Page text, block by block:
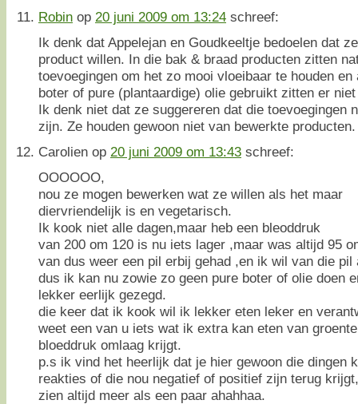
Robin op 20 juni 2009 om 13:24 schreef:
Ik denk dat Appelejan en Goudkeeltje bedoelen dat
product willen. In die bak & braad producten zitten
toevoegingen om het zo mooi vloeibaar te houden
boter of pure (plantaardige) olie gebruikt zitten er
Ik denk niet dat ze suggereren dat die toevoegingen
zijn. Ze houden gewoon niet van bewerkte producten.
Carolien op 20 juni 2009 om 13:43 schreef:
OOOOOO,
nou ze mogen bewerken wat ze willen als het maar
diervriendelijk is en vegetarisch.
Ik kook niet alle dagen,maar heb een bleoddruk
van 200 om 120 is nu iets lager ,maar was altijd 95
van dus weer een pil erbij gehad ,en ik wil van die pil
dus ik kan nu zowie zo geen pure boter of olie doen
lekker eerlijk gezegd.
die keer dat ik kook wil ik lekker eten leker en
weet een van u iets wat ik extra kan eten van
bloeddruk omlaag krijgt.
p.s ik vind het heerlijk dat je hier gewoon die dingen
reakties of die nou negatief of positief zijn terug
zien altijd meer als een paar ahahhaa.